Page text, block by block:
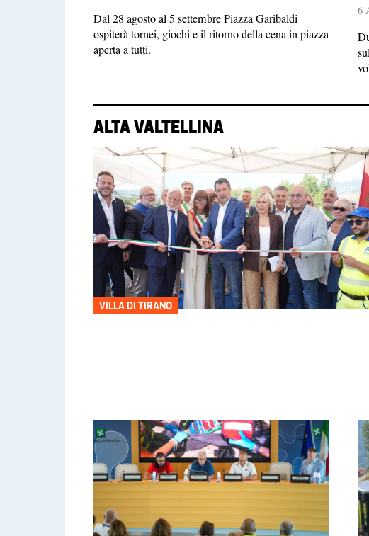
Dal 28 agosto al 5 settembre Piazza Garibaldi
ospiterà tornei, giochi e il ritorno della cena in piazza
aperta a tutti.
6
ALTA VALTELLINA
VILLA DI TIRANO